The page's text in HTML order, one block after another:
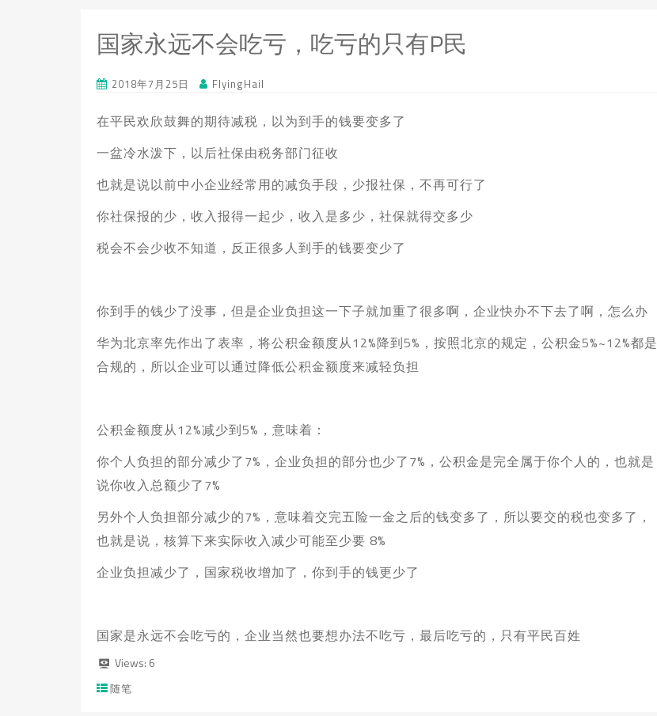
国家永远不会吃亏，吃亏的只有P民
2018年7月25日 FlyingHail
在平民欢欣鼓舞的期待减税，以为到手的钱要变多了
一盆冷水泼下，以后社保由税务部门征收
也就是说以前中小企业经常用的减负手段，少报社保，不再可行了
你社保报的少，收入报得一起少，收入是多少，社保就得交多少
税会不会少收不知道，反正很多人到手的钱要变少了
你到手的钱少了没事，但是企业负担这一下子就加重了很多啊，企业快办不下去了啊，怎么办
华为北京率先作出了表率，将公积金额度从12%降到5%，按照北京的规定，公积金5%~12%都是
合规的，所以企业可以通过降低公积金额度来减轻负担
公积金额度从12%减少到5%，意味着：
你个人负担的部分减少了7%，企业负担的部分也少了7%，公积金是完全属于你个人的，也就是
说你收入总额少了7%
另外个人负担部分减少的7%，意味着交完五险一金之后的钱变多了，所以要交的税也变多了，
也就是说，核算下来实际收入减少可能至少要 8%
企业负担减少了，国家税收增加了，你到手的钱更少了
国家是永远不会吃亏的，企业当然也要想办法不吃亏，最后吃亏的，只有平民百姓
Views: 6
随笔